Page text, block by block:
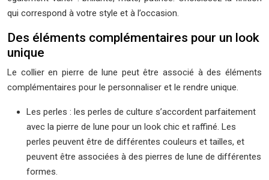
qui correspond à votre style et à l’occasion.
Des éléments complémentaires pour un look
unique
Le collier en pierre de lune peut être associé à des éléments
complémentaires pour le personnaliser et le rendre unique.
Les perles : les perles de culture s’accordent parfaitement
avec la pierre de lune pour un look chic et raffiné. Les
perles peuvent être de différentes couleurs et tailles, et
peuvent être associées à des pierres de lune de différentes
formes.